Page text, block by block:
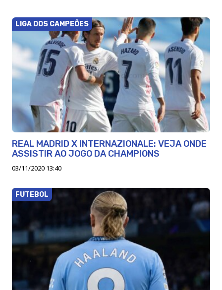
LIGA DOS CAMPEÕES
REAL MADRID X INTERNAZIONALE: VEJA ONDE
ASSISTIR AO JOGO DA CHAMPIONS
03/11/2020 13:40
FUTEBOL